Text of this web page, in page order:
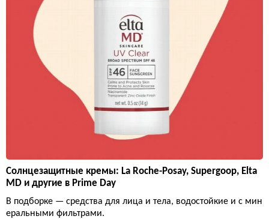
Солнцезащитные кремы: La Roche-Posay, Supergoop, Elta
MD и другие в Prime Day
В подборке — средства для лица и тела, водостойкие и с мин
еральными фильтрами.